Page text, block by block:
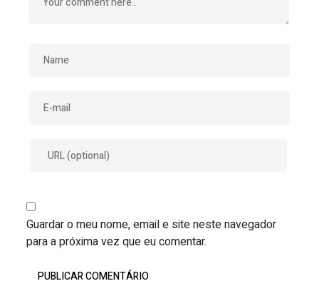
Guardar o meu nome, email e site neste navegador
para a próxima vez que eu comentar.